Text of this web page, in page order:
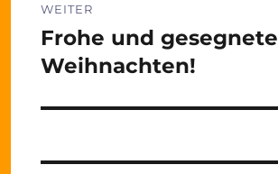
WEITER
Nächster
Beitrag:
Frohe und gesegnete
Weihnachten!